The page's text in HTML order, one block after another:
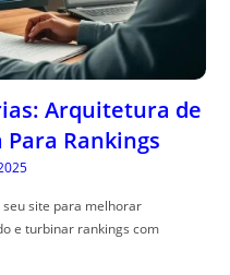
Arquitetura de
Rankings
site para melhorar
e turbinar rankings com